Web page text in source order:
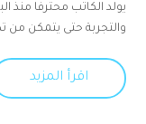
يولد الكاتب محترفا منذ
والتجربة حتى يتمكن من
اقرأ المزيد